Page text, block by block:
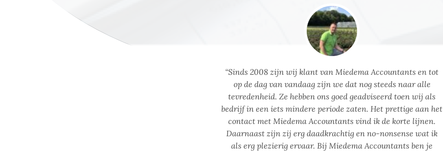
“Sinds 2008 zijn wij klant van Miedema Accountants en tot
op de dag van vandaag zijn we dat nog steeds naar alle
tevredenheid. Ze hebben ons goed geadviseerd toen wij als
bedrijf in een iets mindere periode zaten. Het prettige aan het
contact met Miedema Accountants vind ik de korte lijnen.
Daarnaast zijn zij erg daadkrachtig en no-nonsense wat ik
als erg plezierig ervaar. Bij Miedema Accountants ben je